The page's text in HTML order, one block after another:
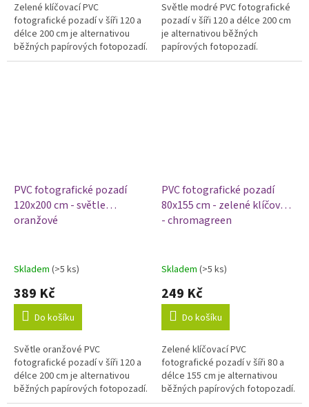
Zelené klíčovací PVC
fotografické pozadí v šíři 120 a
délce 200 cm je alternativou
běžných papírových fotopozadí.
Výhodou vinylových fotopozadí
Světle modré PVC fotografické
pozadí v šíři 120 a délce 200 cm
je alternativou běžných
papírových fotopozadí.
Výhodou vinylových fotopozadí
PVC fotografické pozadí
120x200 cm - světle
oranžové
Skladem (>5 ks)
389 Kč
Do košíku
Světle oranžové PVC
fotografické pozadí v šíři 120 a
délce 200 cm je alternativou
běžných papírových fotopozadí.
Výhodou vinylových fotopozadí
PVC fotografické pozadí
80x155 cm - zelené klíčovací
- chromagreen
Skladem (>5 ks)
249 Kč
Do košíku
Zelené klíčovací PVC
fotografické pozadí v šíři 80 a
délce 155 cm je alternativou
běžných papírových fotopozadí.
Výhodou vinylových fotopozadí